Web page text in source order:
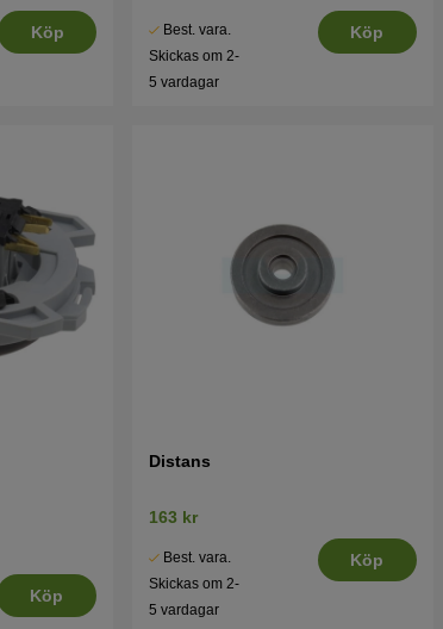
Köp
Best. vara.
Skickas om 2-
5 vardagar
Köp
Köp
Distans
163 kr
Best. vara.
Skickas om 2-
5 vardagar
Köp